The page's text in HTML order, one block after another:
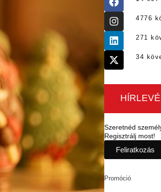
4776
271
34
Szeretnéd
Regisztrálj most!
Feliratkozás
Promóció